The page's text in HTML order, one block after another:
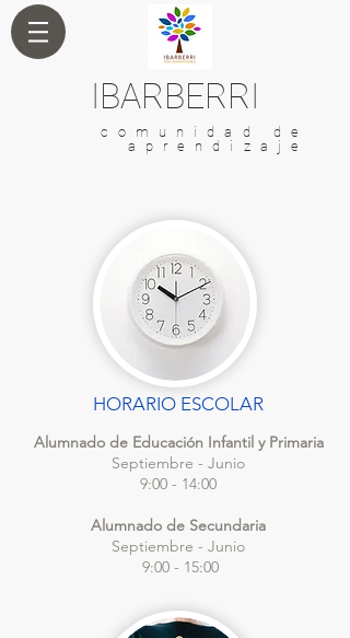
IBARBERRI
comunidad de
aprendizaje
HORARIO ESCOLAR
Alumnado de Educación Infantil y Primaria
Septiembre - Junio
9:00 - 14:00
Alumnado de Secundaria
Septiembre - Junio
9:00 - 15:00